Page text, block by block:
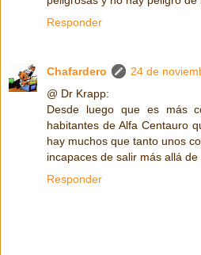
Responder
Chafardero
24 de
@ Dr Krapp:
Desde luego que es más
habitantes de Alfa Centauro
hay muchos que tanto unos
incapaces de salir más allá de
Responder